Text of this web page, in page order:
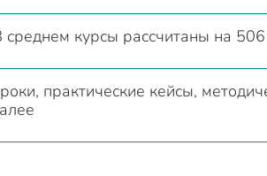
курсы рассчитаны на 506
практические кейсы,